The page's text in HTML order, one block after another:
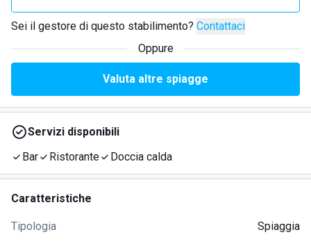
Sei il gestore di questo stabilimento? Contattaci
Oppure
Valuta altre spiagge
Servizi disponibili
Bar
Ristorante Doccia calda
Caratteristiche
Tipologia Spiaggia